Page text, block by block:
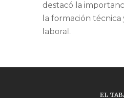
destacó la
la formación técnica
laboral.
EL